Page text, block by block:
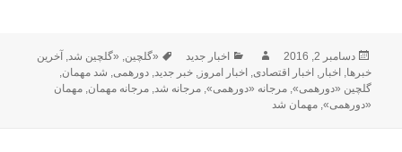
ارسال
شده
در
دسامبر 2, 2016 نویسندهدسته‌ها
اخبار جدید برچسب‌ها
«گلچین, «گلچین شد, آخرین
خبرها, اخبار, اخبار اقتصادی, اخبار امروز,خبر جدید,دورهمی, شد مهمان,
گلچین «دورهمی»,مرجانه «دورهمی»,مرجانه شد,مرجانه مهمان,مهمان
«دورهمی»,مهمان شد